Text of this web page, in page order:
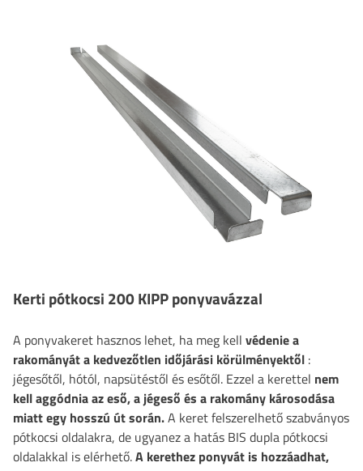
Kerti pótkocsi 200 KIPP ponyvavázzal
A ponyvakeret hasznos lehet, ha meg kell védenie a
rakományát a kedvezőtlen időjárási körülményektől :
jégesőtől, hótól, napsütéstől és esőtől. Ezzel a kerettel nem
kell aggódnia az eső, a jégeső és a rakomány károsodása
miatt egy hosszú út során.A keret felszerelhető szabványos
pótkocsi oldalakra, de ugyanez a hatás BIS dupla pótkocsi
oldalakkal is elérhető.A kerethez ponyvát is hozzáadhat,